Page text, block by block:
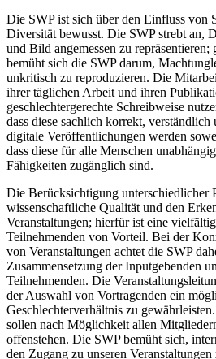
Die SWP ist sich über den Einfluss von
Diversität bewusst. Die SWP strebt an,
und Bild angemessen zu
bemüht sich die SWP darum,
unkritisch zu reproduzieren. Die
ihrer täglichen Arbeit und ihren
geschlechtergerechte Schreibweise
dass diese sachlich korrekt, verständlich
digitale Veröffentlichungen werden
dass diese für alle Menschen
Fähigkeiten zugänglich sind.
Die Berücksichtigung unterschiedlicher
wissenschaftliche Qualität und den
Veranstaltungen; hierfür ist eine
Teilnehmenden von Vorteil. Bei der
von Veranstaltungen achtet die SWP
Zusammensetzung der Inputgebenden
Teilnehmenden. Die
der Auswahl von Vortragenden ein
Geschlechterverhältnis zu
sollen nach Möglichkeit allen
offenstehen. Die SWP bemüht sich,
den Zugang zu unseren